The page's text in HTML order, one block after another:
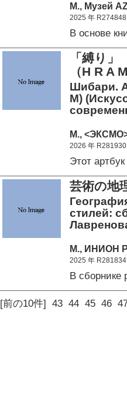
М., Музей
2025 年 R274848
В основе
「縛り
（H R A
Шибари.
М)
М.,
2026 年 R281930
Этот
芸術の地
стилей:
М., ИНИОН
2025 年 R281834
В сборнике
[前の10件] 43 44 45 46